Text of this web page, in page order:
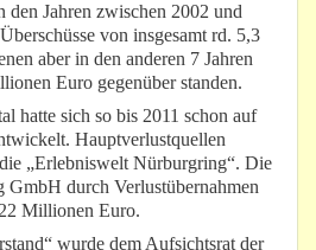
den Jahren zwischen 2002 und
von insgesamt rd. 5,3
aber in den anderen 7 Jahren
Euro gegenüber standen.
hatte sich so bis 2011 schon auf
Hauptverlustquellen
„Erlebniswelt Nürburgring“. Die
GmbH durch Verlustübernahmen
Millionen Euro.
wurde dem Aufsichtsrat der